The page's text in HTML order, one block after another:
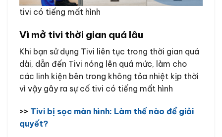
tivi có tiếng mất hình
Vì mở tivi thời gian quá lâu
Khi bạn sử dụng Tivi liên tục trong thời gian quá
dài, dẫn đến Tivi nóng lên quá mức, làm cho
các linh kiện bên trong không tỏa nhiệt kịp thời
vì vậy gây ra sự cố tivi có tiếng mất hình
>> Tivi bị sọc màn hình: Làm thế nào để giải
quyết?